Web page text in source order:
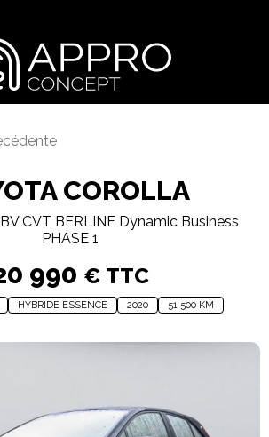
COROLLA
CVT BERLINE Dynamic Business
PHASE 1
990 € TTC
HYBRIDE ESSENCE 2020 51 500 KM